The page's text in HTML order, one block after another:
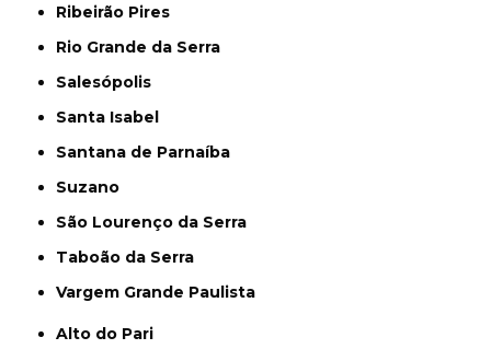
Ribeirão Pires
Rio Grande da Serra
Salesópolis
Santa Isabel
Santana de Parnaíba
Suzano
São Lourenço da Serra
Taboão da Serra
Vargem Grande Paulista
Alto do Pari